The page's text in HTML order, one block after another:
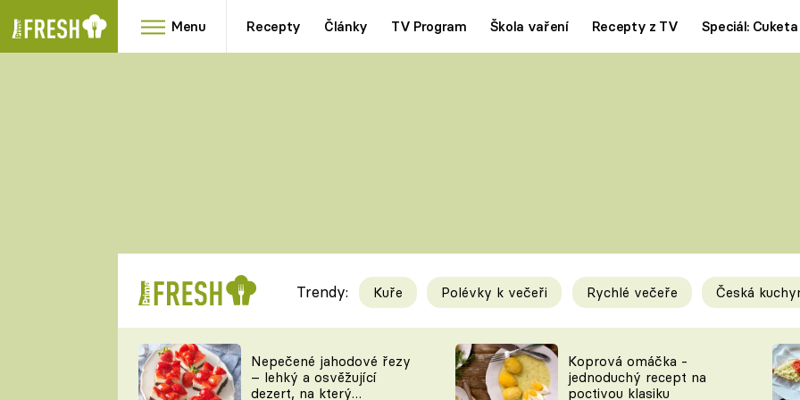
Menu Recepty Články TV Program Škola vaření Recepty z TV Speciál: Cuketa
RYCHLOVKY
Videorecepty
TEĎ VAŘÍ ŠÉF!
Tipy a triky
KAM ZA JÍDLEM
Trendy: Kuře Polévky k večeři Rychlé večeře Česká
Nepečené jahodové řezy
– lehký a osvěžující
dezert, na který
Koprová omáčka -
jednoduchý recept na
poctivou klasiku